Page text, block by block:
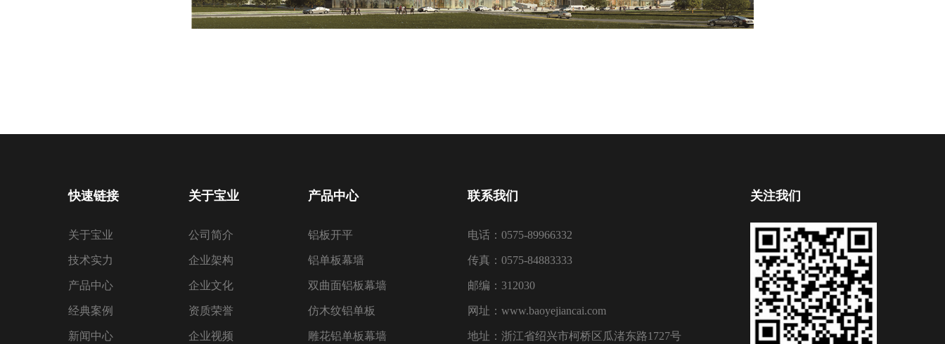
快速链接
关于宝业
技术实力
产品中心
经典案例
新闻中心
关于宝业
公司简介
企业架构
企业文化
资质荣誉
企业视频
产品中心
铝板开平
铝单板幕墙
双曲面铝板幕墙
仿木纹铝单板
雕花铝单板幕墙
联系我们
电话：0575-89966332
传真：0575-84883333
邮编：312030
网址：www.baoyejiancai.com
地址：浙江省绍兴市柯桥区瓜渚东路1727号
关注我们